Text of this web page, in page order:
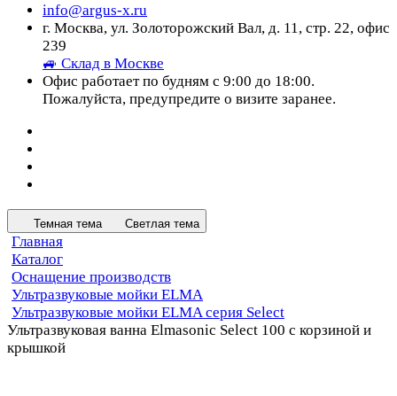
info@argus-x.ru
г. Москва, ул. Золоторожский Вал, д. 11, стр. 22, офис
239
🚙 Склад в Москве
Офис работает по будням с 9:00 до 18:00.
Пожалуйста, предупредите о визите заранее.
Темная тема Светлая тема
Главная
Каталог
Оснащение производств
Ультразвуковые мойки ELMA
Ультразвуковые мойки ELMA серия Select
Ультразвуковая ванна Elmasonic Select 100 с корзиной и
крышкой